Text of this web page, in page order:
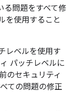
る問題をすべて修
を使用すること
レベルを使用す
パッチレベルに
のセキュリティ
ての問題の修正